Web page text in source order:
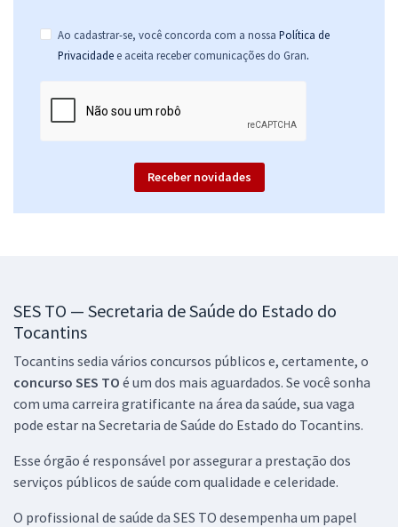
ou 12x de
R$
Economize R$ 97,98 (-20%)
Comprar
SES TO - Secretaria de Estado de Saúde do Tocantins -
Farmacêutico (Pós-edital)
SES TO - Secretaria de Saúde do Estado do Tocantins -
Fisioterapeuta (Pós-edital)
R$ 367,92à vista
ou 12x deR$30,66
Economize R$ 91,98 (-20%)
Comprar
Ao cadastrar-se, você concorda com a nossa Política de
Privacidade e aceita receber comunicações do Gran.
Receber novidades
SES TO — Secretaria de Saúde do Estado do
Tocantins
Tocantins sedia vários concursos públicos e, certamente, o
concurso SES TO é um dos mais aguardados. Se você sonha
com uma carreira gratificante na área da saúde, sua vaga
pode estar na Secretaria de Saúde do Estado do Tocantins.
Esse órgão é responsável por assegurar a prestação dos
serviços públicos de saúde com qualidade e celeridade.
O profissional de saúde da SES TO desempenha um papel